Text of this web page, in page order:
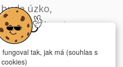
úzko,
ke slunci.
budeš mít za zády.
Werichtak, jak má (souhlas s
cookies)